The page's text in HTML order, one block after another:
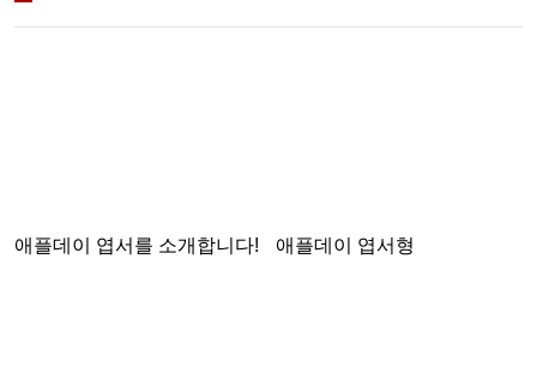
애플데이 엽서를 소개합니다! 애플데이 엽서형